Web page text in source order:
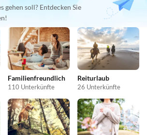
gehen soll? Entdecken Sie
Familienfreundlich
110 Unterkünfte
Reiturlaub
26 Unterkünfte